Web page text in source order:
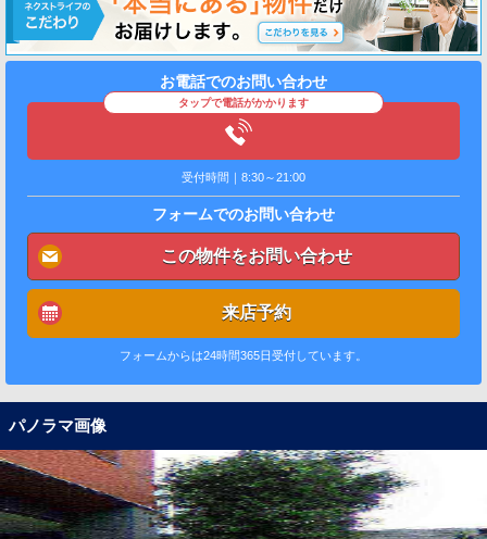
お電話でのお問い合わせ
タップで電話がかかります
受付時間｜8:30～21:00
フォームでのお問い合わせ
この物件をお問い合わせ
来店予約
フォームからは24時間365日受付しています。
パノラマ画像